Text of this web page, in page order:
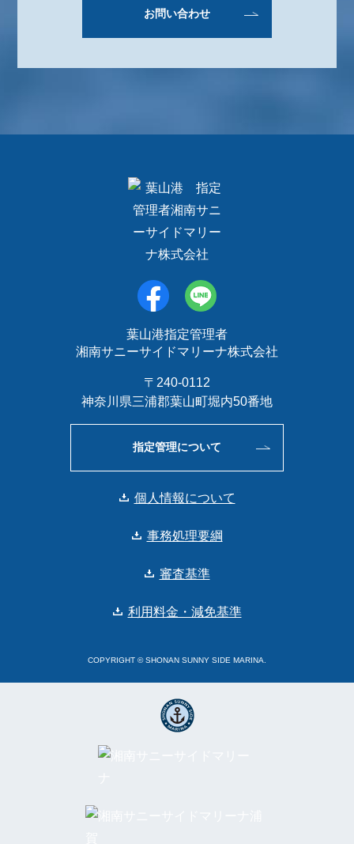
お問い合わせ
葉山港指定管理者
湘南サニーサイドマリーナ株式会社
〒240-0112
神奈川県三浦郡葉山町堀内50番地
指定管理について
個人情報について
事務処理要綱
審査基準
利用料金・減免基準
COPYRIGHT © SHONAN SUNNY SIDE MARINA.